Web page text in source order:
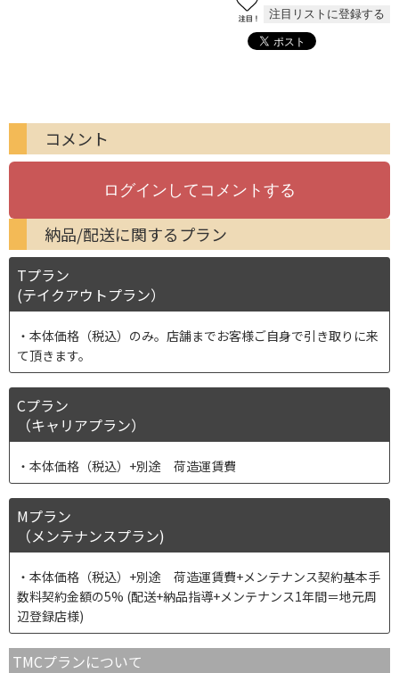
コメント
納品/配送に関するプラン
Tプラン
(テイクアウトプラン）
本体価格（税込）のみ。店舗までお客様ご自身で引き取りに来
て頂きます。
Cプラン
（キャリアプラン）
本体価格（税込）+別途 荷造運賃費
Mプラン
（メンテナンスプラン)
本体価格（税込）+別途 荷造運賃費+メンテナンス契約基本手
数料契約金額の5% (配送+納品指導+メンテナンス1年間＝地元周
辺登録店様)
TMCプランについて